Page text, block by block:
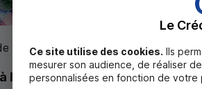
l'étranger
Le
Ce site utilise des cookies. Ils
mesurer son audience, de réaliser
personnalisées en fonction de